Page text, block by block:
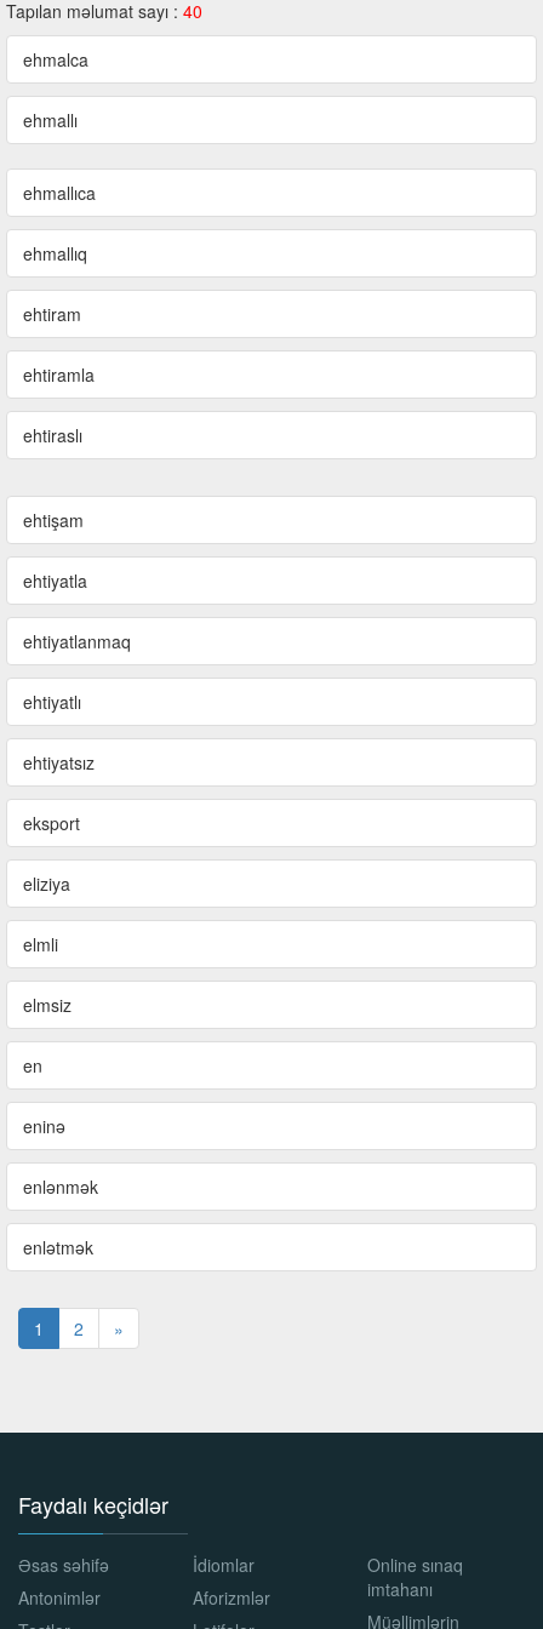
Tapılan məlumat sayı : 40
ehmalca
ehmallı
ehmallıca
ehmallıq
ehtiram
ehtiramla
ehtiraslı
ehtişam
ehtiyatla
ehtiyatlanmaq
ehtiyatlı
ehtiyatsız
eksport
eliziya
elmli
elmsiz
en
eninə
enlənmək
enlətmək
1 2 »
Faydalı keçidlər
Əsas səhifə
Antonimlər
İdiomlar
Aforizmlər
Online sınaq
imtahanı
Müəllimlərin